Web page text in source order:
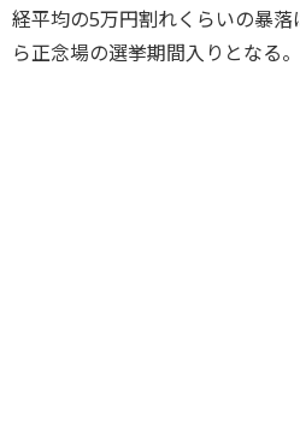
経平均の5万円割れくらいの暴
ら正念場の選挙期間入りとなる。